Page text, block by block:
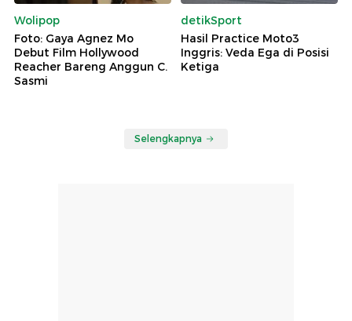
Wolipop
Foto: Gaya Agnez Mo
Debut Film Hollywood
Reacher Bareng Anggun C.
Sasmi
detikSport
Hasil Practice Moto3
Inggris: Veda Ega di Posisi
Ketiga
Selengkapnya